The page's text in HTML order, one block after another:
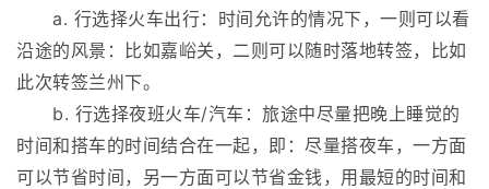
a. 行选择火车出行：时间允许的情况下，一则可以看
沿途的风景：比如嘉峪关，二则可以随时落地转签，比如
此次转签兰州下。
b. 行选择夜班火车/汽车：旅途中尽量把晚上睡觉的
时间和搭车的时间结合在一起，即：尽量搭夜车，一方面
可以节省时间，另一方面可以节省金钱，用最短的时间和